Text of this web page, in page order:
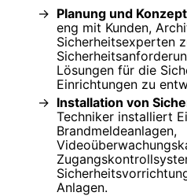
Planung und
eng mit Kunden,
Sicherheitsexperten
Lösungen für die
Einrichtungen zu
Installation von
Techniker installiert
Brandmeldeanlagen,
Anlagen.